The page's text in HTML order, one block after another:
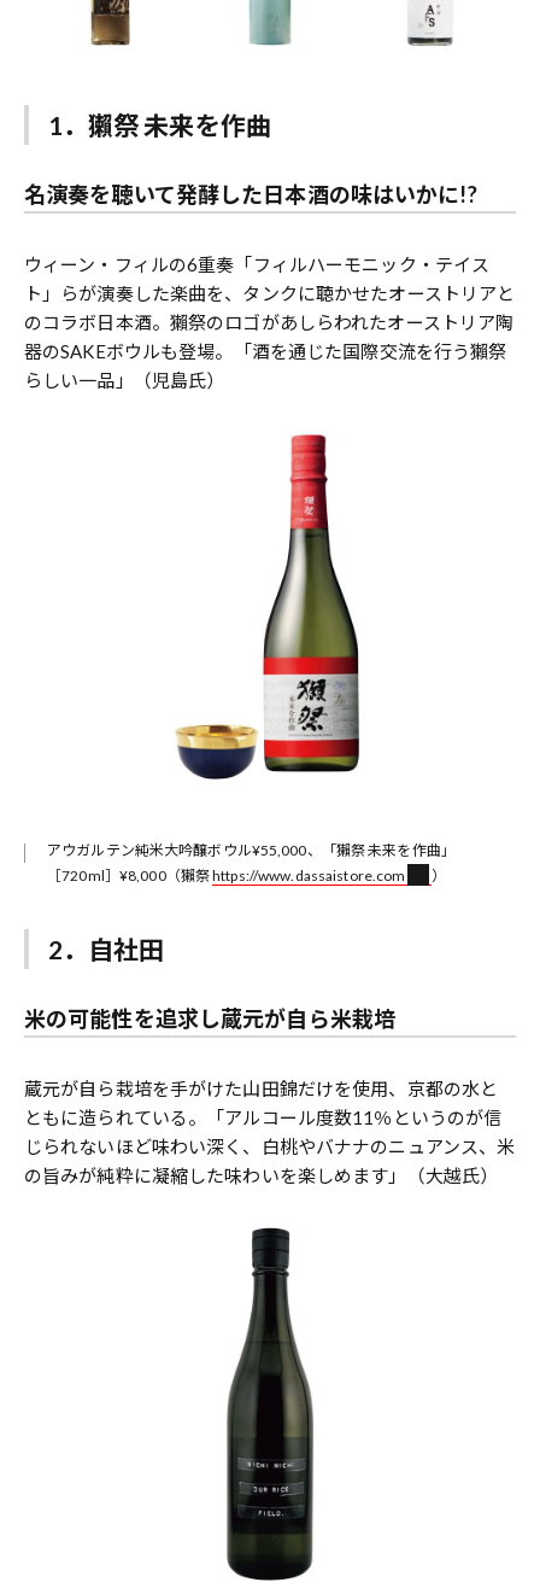
1．獺祭 未来を作曲
名演奏を聴いて発酵した日本酒の味はいかに!?
ウィーン・フィルの6重奏「フィルハーモニック・テイス
ト」らが演奏した楽曲を、タンクに聴かせたオーストリアと
のコラボ日本酒。獺祭のロゴがあしらわれたオーストリア陶
器のSAKEボウルも登場。「酒を通じた国際交流を行う獺祭
らしい一品」（児島氏）
アウガルテン純米大吟醸ボウル¥55,000、「獺祭 未来を作曲」
［720ml］¥8,000（獺祭https://www.dassaistore.com ）
2．自社田
米の可能性を追求し蔵元が自ら米栽培
蔵元が自ら栽培を手がけた山田錦だけを使用、京都の水と
ともに造られている。「アルコール度数11％というのが信
じられないほど味わい深く、白桃やバナナのニュアンス、米
の旨みが純粋に凝縮した味わいを楽しめます」（大越氏）